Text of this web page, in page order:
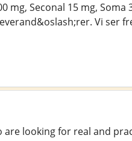
mg, Seconal 15 mg,
Vi ser
looking for real and